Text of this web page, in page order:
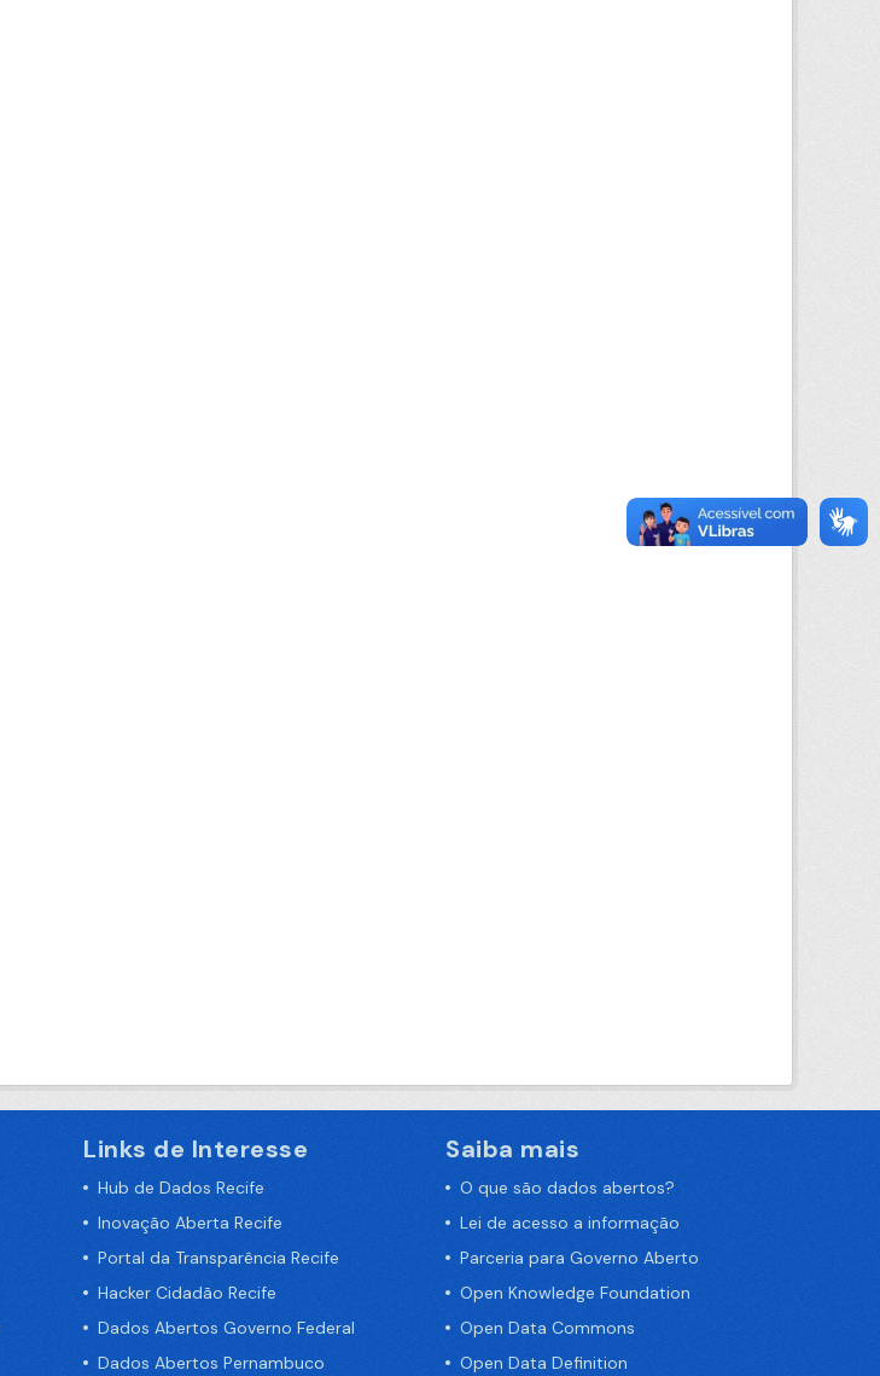
Links de Interesse
Hub de Dados Recife
Inovação Aberta Recife
Portal da Transparência Recife
Hacker Cidadão Recife
Dados Abertos Governo Federal
Dados Abertos Pernambuco
Saiba mais
O que são dados abertos?
Lei de acesso a informação
Parceria para Governo Aberto
Open Knowledge Foundation
Open Data Commons
Open Data Definition